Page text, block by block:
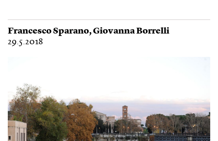
Francesco Sparano,Giovanna Borrelli
29.5.2018